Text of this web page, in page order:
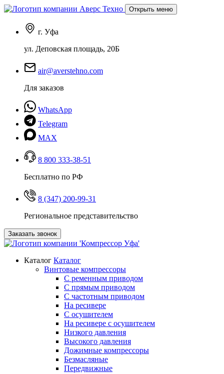
Открыть меню
г. Уфа
ул. Деповская площадь, 20Б
air@averstehno.com
Для заказов
WhatsApp
Telegram
MAX
8 800 333-38-51
Бесплатно по РФ
8 (347) 200-99-31
Региональное представительство
Заказать звонок
Каталог Каталог
Винтовые компрессоры
С ременным приводом
С прямым приводом
С частотным приводом
На ресивере
С осушителем
На ресивере с осушителем
Низкого давления
Высокого давления
Дожимные компрессоры
Безмасляные
Передвижные